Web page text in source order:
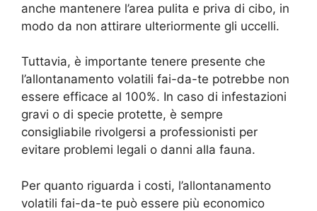
anche mantenere l’area pulita e priva di cibo, in
modo da non attirare ulteriormente gli uccelli.
Tuttavia, è importante tenere presente che
l’allontanamento volatili fai-da-te potrebbe non
essere efficace al 100%. In caso di infestazioni
gravi o di specie protette, è sempre
consigliabile rivolgersi a professionisti per
evitare problemi legali o danni alla fauna.
Per quanto riguarda i costi, l’allontanamento
volatili fai-da-te può essere più economico